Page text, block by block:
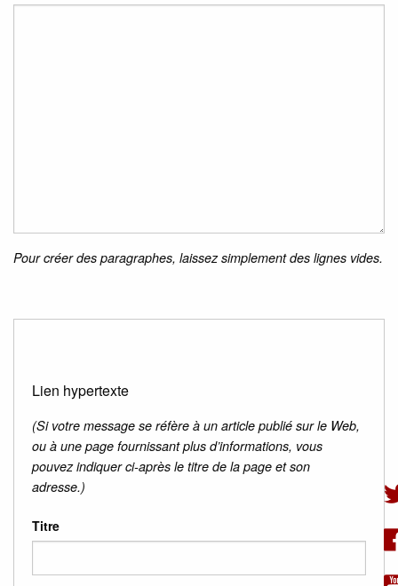
Pour créer des paragraphes, laissez simplement des lignes vides.
Lien hypertexte
(Si votre message se réfère à un article publié sur le Web,
ou à une page fournissant plus d’informations, vous
pouvez indiquer ci-après le titre de la page et son
adresse.)
Titre